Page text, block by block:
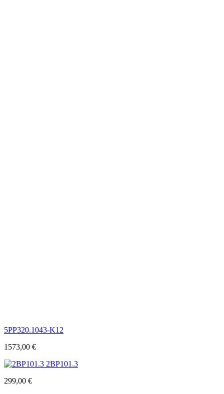
5PP320.1043-K12
1573,00 €
2BP101.3
299,00 €